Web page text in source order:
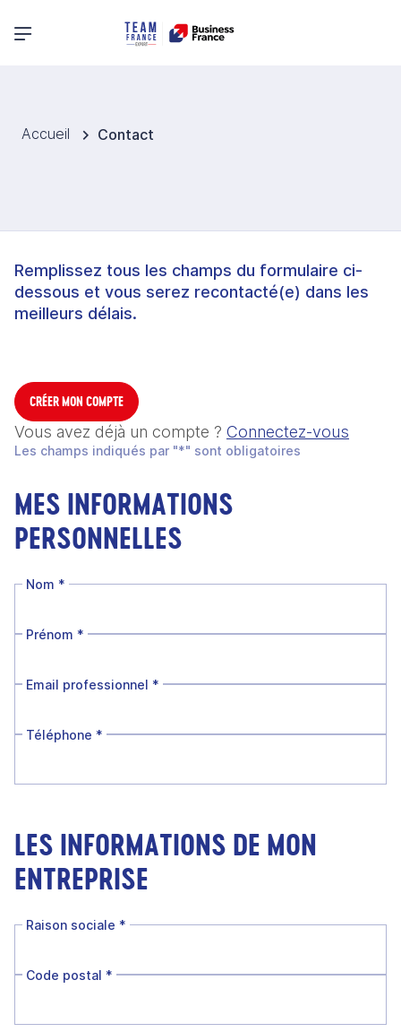
Menu principal
Accueil Contact
Remplissez tous les champs du formulaire ci-
dessous et vous serez recontacté(e) dans les
meilleurs délais.
CRÉER MON COMPTE
Vous avez déjà un compte ? Connectez-vous
Les champs indiqués par "*" sont obligatoires
MES INFORMATIONS
PERSONNELLES
Nom *
Prénom *
Email professionnel *
Téléphone *
LES INFORMATIONS DE MON
ENTREPRISE
Raison sociale *
Code postal *